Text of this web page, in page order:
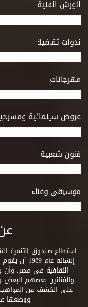
الورش الفنية
ندوات ثقافية
مهرجانات
عروض سينمائية
فنون شعبية
موسيقى وغناء
استطاع صندوق التنمية
إنشائه
الثقافية فى مصر، وأن
والفنانين بعضهم
على الكشف عن
ووضعها